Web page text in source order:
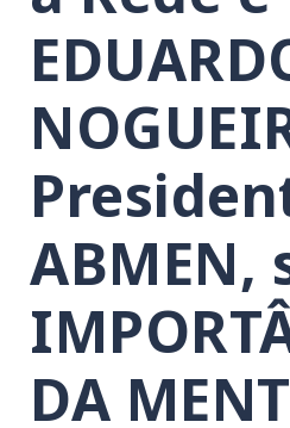
ABMEN,
DA